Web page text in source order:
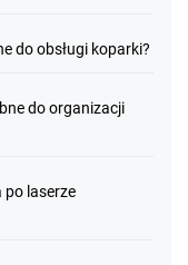
do obsługi koparki?
do organizacji
po laserze